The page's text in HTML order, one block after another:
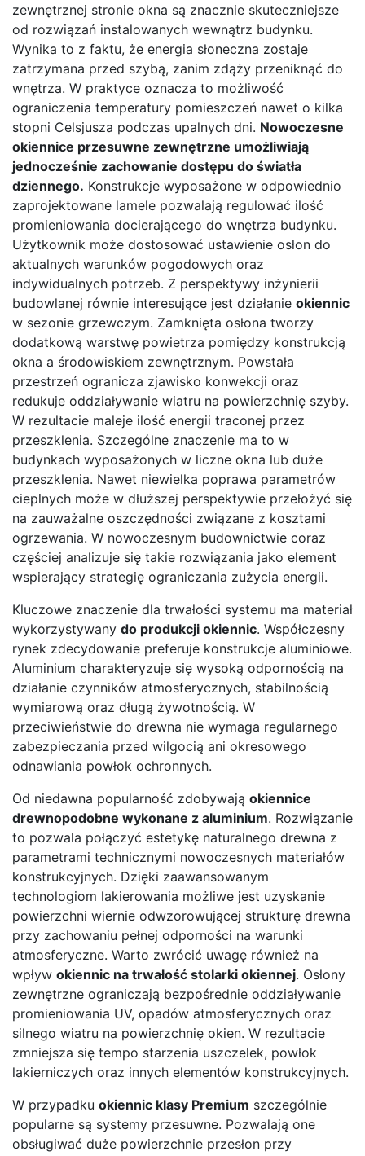
zewnętrznej stronie okna są znacznie skuteczniejsze
od rozwiązań instalowanych wewnątrz budynku.
Wynika to z faktu, że energia słoneczna zostaje
zatrzymana przed szybą, zanim zdąży przeniknąć do
wnętrza. W praktyce oznacza to możliwość
ograniczenia temperatury pomieszczeń nawet o kilka
stopni Celsjusza podczas upalnych dni. Nowoczesne
okiennice przesuwne zewnętrzne umożliwiają
jednocześnie zachowanie dostępu do światła
dziennego. Konstrukcje wyposażone w odpowiednio
zaprojektowane lamele pozwalają regulować ilość
promieniowania docierającego do wnętrza budynku.
Użytkownik może dostosować ustawienie osłon do
aktualnych warunków pogodowych oraz
indywidualnych potrzeb. Z perspektywy inżynierii
budowlanej równie interesujące jest działanie okiennic
w sezonie grzewczym. Zamknięta osłona tworzy
dodatkową warstwę powietrza pomiędzy konstrukcją
okna a środowiskiem zewnętrznym. Powstała
przestrzeń ogranicza zjawisko konwekcji oraz
redukuje oddziaływanie wiatru na powierzchnię szyby.
W rezultacie maleje ilość energii traconej przez
przeszklenia. Szczególne znaczenie ma to w
budynkach wyposażonych w liczne okna lub duże
przeszklenia. Nawet niewielka poprawa parametrów
cieplnych może w dłuższej perspektywie przełożyć się
na zauważalne oszczędności związane z kosztami
ogrzewania. W nowoczesnym budownictwie coraz
częściej analizuje się takie rozwiązania jako element
wspierający strategię ograniczania zużycia energii.
Kluczowe znaczenie dla trwałości systemu ma materiał
wykorzystywany do produkcji okiennic. Współczesny
rynek zdecydowanie preferuje konstrukcje aluminiowe.
Aluminium charakteryzuje się wysoką odpornością na
działanie czynników atmosferycznych, stabilnością
wymiarową oraz długą żywotnością. W
przeciwieństwie do drewna nie wymaga regularnego
zabezpieczania przed wilgocią ani okresowego
odnawiania powłok ochronnych.
Od niedawna popularność zdobywają okiennice
drewnopodobne wykonane z aluminium. Rozwiązanie
to pozwala połączyć estetykę naturalnego drewna z
parametrami technicznymi nowoczesnych materiałów
konstrukcyjnych. Dzięki zaawansowanym
technologiom lakierowania możliwe jest uzyskanie
powierzchni wiernie odwzorowującej strukturę drewna
przy zachowaniu pełnej odporności na warunki
atmosferyczne. Warto zwrócić uwagę również na
wpływ okiennic na trwałość stolarki okiennej. Osłony
zewnętrzne ograniczają bezpośrednie oddziaływanie
promieniowania UV, opadów atmosferycznych oraz
silnego wiatru na powierzchnię okien. W rezultacie
zmniejsza się tempo starzenia uszczelek, powłok
lakierniczych oraz innych elementów konstrukcyjnych.
W przypadku okiennic klasy Premium szczególnie
popularne są systemy przesuwne. Pozwalają one
obsługiwać duże powierzchnie przesłon przy